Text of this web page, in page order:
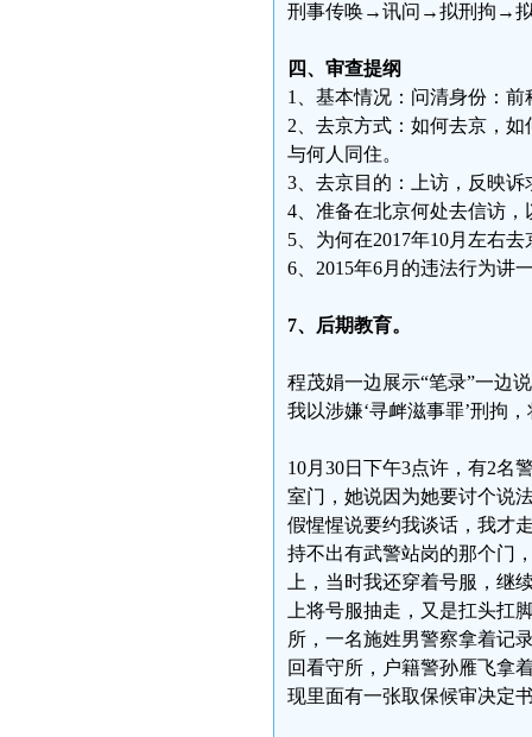
刑事传唤→讯问→拟刑拘→拟
四、审查提纲
1、基本情况：问清身份：
2、去京方式：如何去京，
与何人同住。
3、去京目的：上访，反映
4、准备在北京何处去信访，
5、为何在2017年10月左右
6、2015年6月的违法行为讲
7、后期教育。
程茂娟一边展示“笔录”一边
我以涉嫌‘寻衅滋事罪’刑拘
10月30日下午3点许，有2名
室门，她说因为她要讨个说
假惺惺说要约我谈话，我才
持不出有武警站岗的那个门
上，当时我还穿着号服，继
上将号服抽走，又是扛头扛
所，一名施姓男警察拿着记
回看守所，户籍警孙雁飞拿
现里面有一张取保候审决定